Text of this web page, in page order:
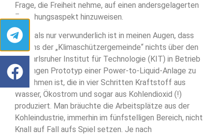
Frage, die Freiheit nehme, auf einen andersgelagerten
Forschungsaspekt hinzuweisen.
Mehr als nur verwunderlich ist in meinen Augen, dass
seitens der „Klimaschützergemeinde“ nichts über den
am Karlsruher Institut für Technologie (KIT) in Betrieb
gegangen Prototyp einer Power-to-Liquid-Anlage zu
vernehmen ist, die in vier Schritten Kraftstoff aus
Wasser, Ökostrom und sogar aus Kohlendioxid (!)
produziert. Man bräuchte die Arbeitsplätze aus der
Kohleindustrie, immerhin im fünfstelligen Bereich, nicht
Knall auf Fall aufs Spiel setzen. Je nach